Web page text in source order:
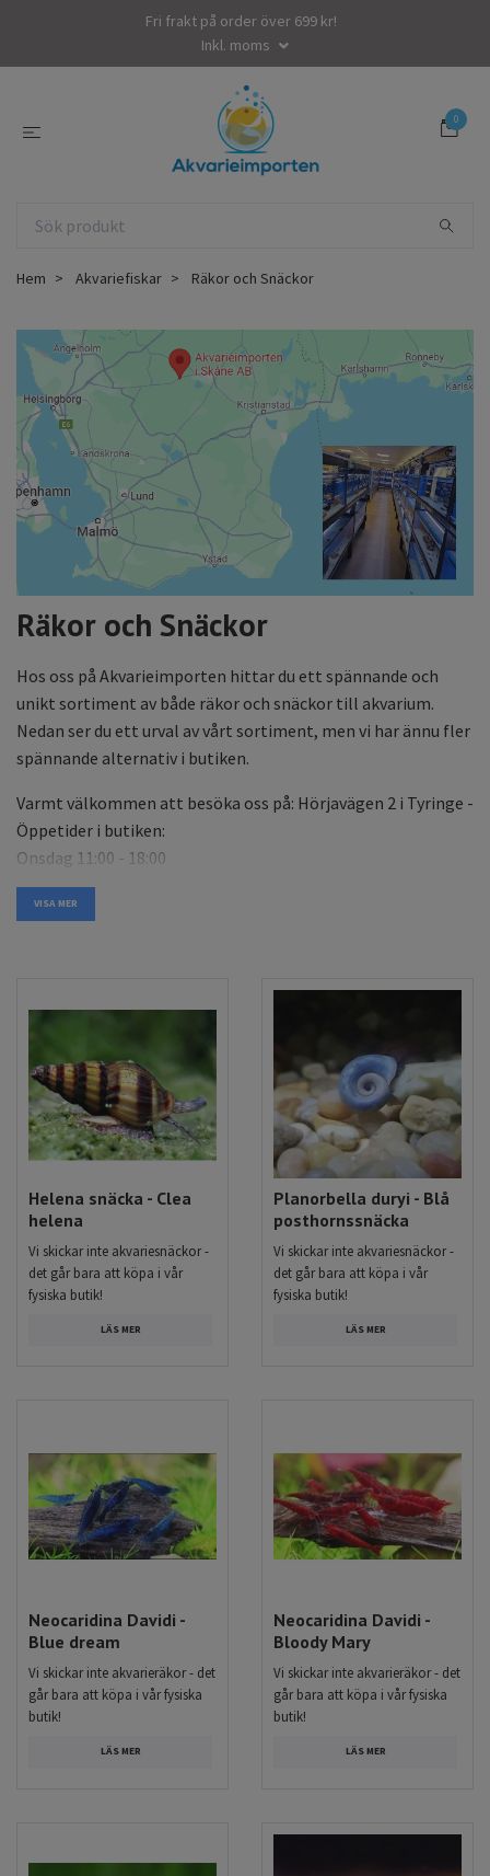
Fri frakt på order över 699 kr!
Inkl. moms
0
Hem Akvariefiskar Räkor och Snäckor
Räkor och Snäckor
Hos oss på Akvarieimporten hittar du ett spännande och
unikt sortiment av både räkor och snäckor till akvarium.
Nedan ser du ett urval av vårt sortiment, men vi har ännu fler
spännande alternativ i butiken.
Varmt välkommen att besöka oss på: Hörjavägen 2 i Tyringe -
Öppetider i butiken:
Onsdag 11:00 - 18:00
Torsdag 11:00 - 18:00
Fredag 11:00 - 18:00
VISA MER
Helena snäcka - Clea
helena
Vi skickar inte akvariesnäckor -
det går bara att köpa i vår
fysiska butik!
LÄS MER
Planorbella duryi - Blå
posthornssnäcka
Vi skickar inte akvariesnäckor -
det går bara att köpa i vår
fysiska butik!
LÄS MER
Neocaridina Davidi -
Blue dream
Vi skickar inte akvarieräkor - det
går bara att köpa i vår fysiska
butik!
LÄS MER
Neocaridina Davidi -
Bloody Mary
Vi skickar inte akvarieräkor - det
går bara att köpa i vår fysiska
butik!
LÄS MER